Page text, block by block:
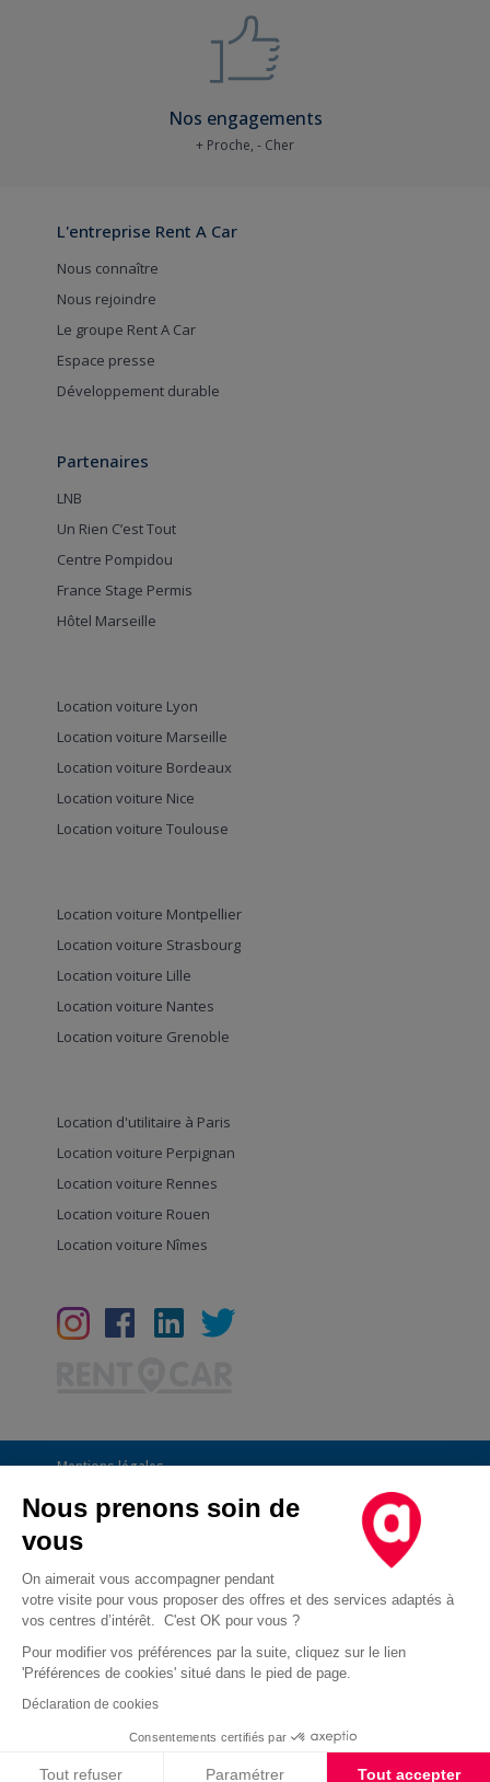
Nos engagements
+ Proche, - Cher
L'entreprise Rent A Car
Nous connaître
Nous rejoindre
Le groupe Rent A Car
Espace presse
Développement durable
Partenaires
LNB
Un Rien C’est Tout
Centre Pompidou
France Stage Permis
Hôtel Marseille
Location voiture Lyon
Location voiture Marseille
Location voiture Bordeaux
Location voiture Nice
Location voiture Toulouse
Location voiture Montpellier
Location voiture Strasbourg
Location voiture Lille
Location voiture Nantes
Location voiture Grenoble
Location d'utilitaire à Paris
Location voiture Perpignan
Location voiture Rennes
Location voiture Rouen
Location voiture Nîmes
Mentions légales
Conditions Générales
CGU
Informations générales
Déclaration de confidentialité
Droit d'opposition au démarchage téléphonique
Cookies
Nous prenons soin de
vous
On aimerait vous accompagner pendant
votre visite pour vous proposer des offres et des services adaptés à
vos centres d’intérêt. C'est OK pour vous ?
Pour modifier vos préférences par la suite, cliquez sur le lien
'Préférences de cookies' situé dans le pied de page.
Déclaration de cookies
Consentements certifiés par
Tout refuser Paramétrer Tout accepter